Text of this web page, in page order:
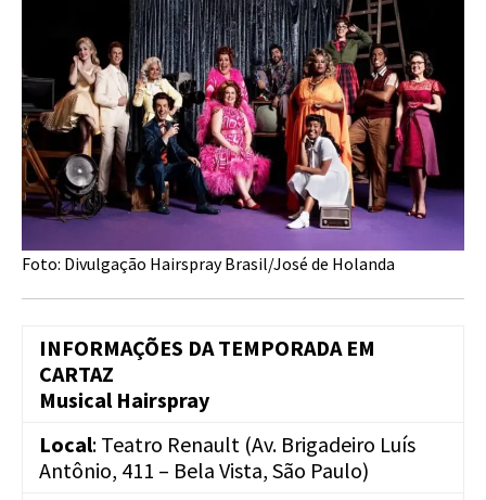
Foto: Divulgação Hairspray Brasil/José de Holanda
INFORMAÇÕES DA TEMPORADA EM
CARTAZ
Musical Hairspray
Local: Teatro Renault (Av. Brigadeiro Luís
Antônio, 411 – Bela Vista, São Paulo)